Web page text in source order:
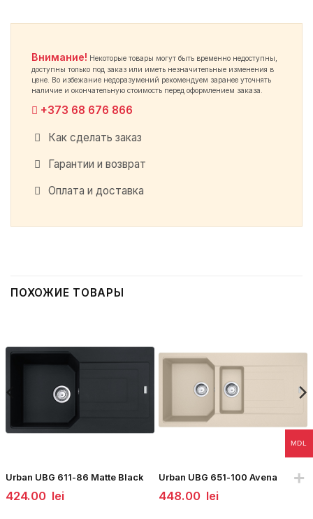
Внимание! Некоторые товары могут быть временно недоступны,
доступны только под заказ или иметь незначительные изменения в
цене. Во избежание недоразумений рекомендуем заранее уточнять
наличие и окончательную стоимость перед оформлением заказа.
+373 68 676 866
Как сделать заказ
Гарантии и возврат
Оплата и доставка
ПОХОЖИЕ ТОВАРЫ
Urban UBG 611-86 Matte Black
424.00 lei
Urban UBG 651-100 Avena
448.00 lei
MDL